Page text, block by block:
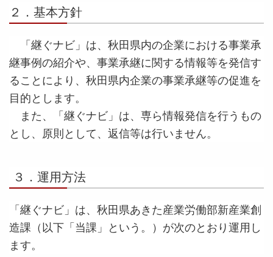
２．基本方針
「継ぐナビ」は、秋田県内の企業における事業承
継事例の紹介や、事業承継に関する情報等を発信す
ることにより、秋田県内企業の事業承継等の促進を
目的とします。
また、「継ぐナビ」は、専ら情報発信を行うもの
とし、原則として、返信等は行いません。
３．運用方法
「継ぐナビ」は、秋田県あきた産業労働部新産業創
造課（以下「当課」という。）が次のとおり運用し
ます。